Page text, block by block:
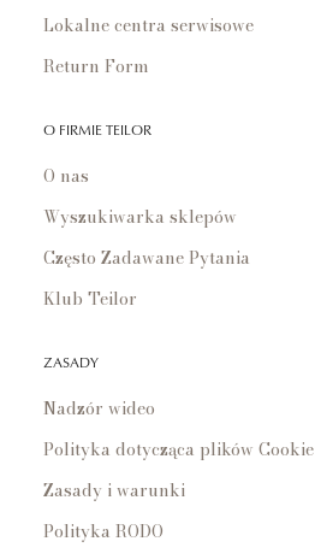
Lokalne centra serwisowe
Return Form
O FIRMIE TEILOR
O nas
Wyszukiwarka sklepów
Często Zadawane Pytania
Klub Teilor
ZASADY
Nadzór wideo
Polityka dotycząca plików Cookie
Zasady i warunki
Polityka RODO